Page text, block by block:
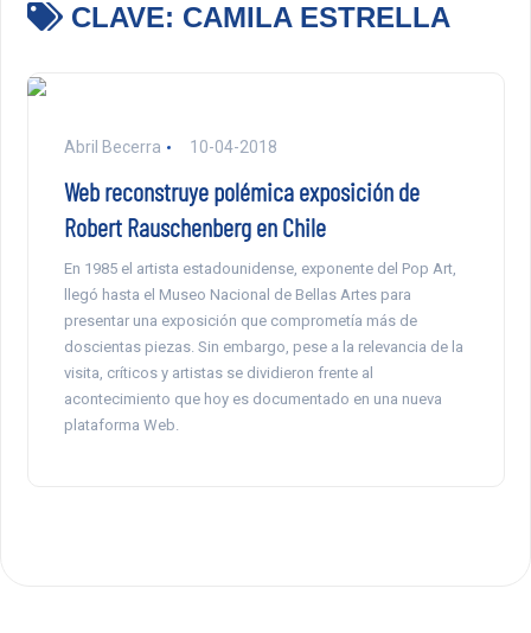
CLAVE: CAMILA ESTRELLA
Abril Becerra 10-04-2018
Web reconstruye polémica exposición de
Robert Rauschenberg en Chile
En 1985 el artista estadounidense, exponente del Pop Art,
llegó hasta el Museo Nacional de Bellas Artes para
presentar una exposición que comprometía más de
doscientas piezas. Sin embargo, pese a la relevancia de la
visita, críticos y artistas se dividieron frente al
acontecimiento que hoy es documentado en una nueva
plataforma Web.